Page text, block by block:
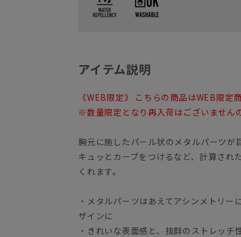
アイテム説明
《WEB限定》 こちらの商品はWEB限定
※数量限定となり再入荷はございません
胸元に施したパール状のメタルパーツが
キュッとカーブをつけるなど、計算され
くれます。
・メタルパーツはあえてアシンメトリ
ザインに
・きれいな表面感と、抜群のストレッチ